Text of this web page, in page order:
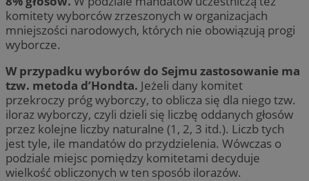
komitety wyborców zrzeszonych w organizacjach
mniejszości narodowych, których nie obowiązują progi
wyborcze.
W przypadku wyborów do Sejmu zastosowanie ma
tzw. metoda d’Hondta. Jeżeli dany komitet
przekroczy próg wyborczy, to oblicza się dla niego tzw.
iloraz wyborczy, czyli dzieli się liczbę oddanych głosów
przez kolejne liczby naturalne (1, 2, 3 itd.). Liczb tych
jest tyle, ile mandatów do przydzielenia. Wówczas o
podziale miejsc pomiędzy komitetami decyduje
wielkość obliczonych w ten sposób ilorazów.